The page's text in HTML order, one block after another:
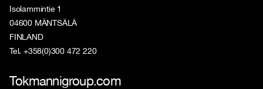
Isolammintie 1
04600 MÄNTSÄLÄ
FINLAND
Tel. +358(0)300 472 220
Tokmannigroup.com